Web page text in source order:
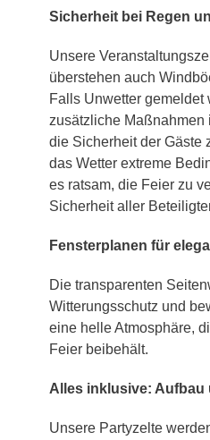
Sicherheit bei Regen
Unsere
überstehen auch
Falls Unwetter gemeldet
zusätzliche Maßnahmen
die Sicherheit der Gäste
das Wetter extreme
es ratsam, die Feier zu
Sicherheit aller
Fensterplanen für
Die transparenten
Witterungsschutz und
eine helle Atmosphäre,
Feier beibehält.
Alles inklusive: Aufbau
Unsere Partyzelte